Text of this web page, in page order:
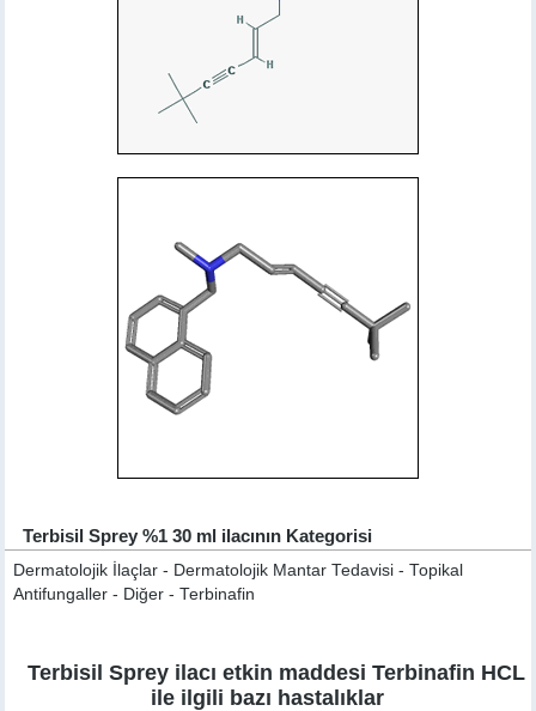
Terbisil Sprey %1 30 ml ilacının Kategorisi
Dermatolojik İlaçlar - Dermatolojik Mantar Tedavisi - Topikal
Antifungaller - Diğer - Terbinafin
Terbisil Sprey ilacı etkin maddesi Terbinafin HCL
ile ilgili bazı hastalıklar